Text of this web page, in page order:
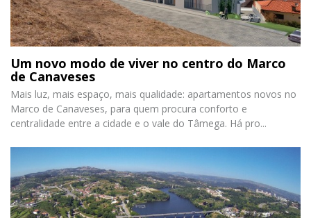
Um novo modo de viver no centro do Marco
de Canaveses
Mais luz, mais espaço, mais qualidade: apartamentos novos no
Marco de Canaveses, para quem procura conforto e
centralidade entre a cidade e o vale do Tâmega. Há pro...